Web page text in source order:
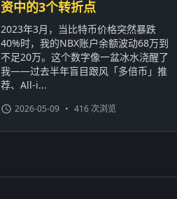
资中的3个转折点
2023年3月，当比特币价格突然暴跌
40%时，我的NBX账户余额波动68万到
不足20万。这个数字像一盆冰水浇醒了
我——过去半年盲目跟风「多倍币」推
荐、All-i...
2026-05-09 • 416 次浏览